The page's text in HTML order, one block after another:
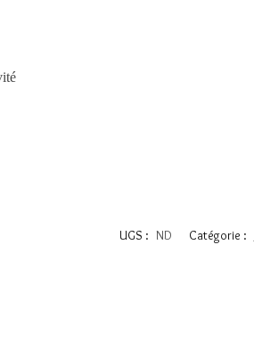
UGS : ND Catégorie :